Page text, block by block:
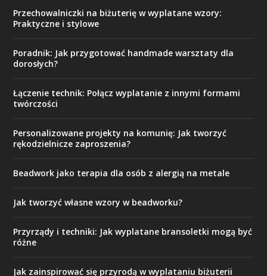
Przechowalniczki na biżuterię w wyplatane wzory:
Praktyczne i stylowe
Poradnik: Jak przygotować handmade warsztaty dla
dorosłych?
Łączenie technik: Połącz wyplatanie z innymi formami
twórczości
Personalizowane projekty na komunię: Jak tworzyć
rękodzielnicze zaproszenia?
Beadwork jako terapia dla osób z alergią na metale
Jak tworzyć własne wzory w beadworku?
Przyrządy i techniki: Jak wyplatane bransoletki mogą być
różne
Jak zainspirować się przyrodą w wyplataniu biżuterii